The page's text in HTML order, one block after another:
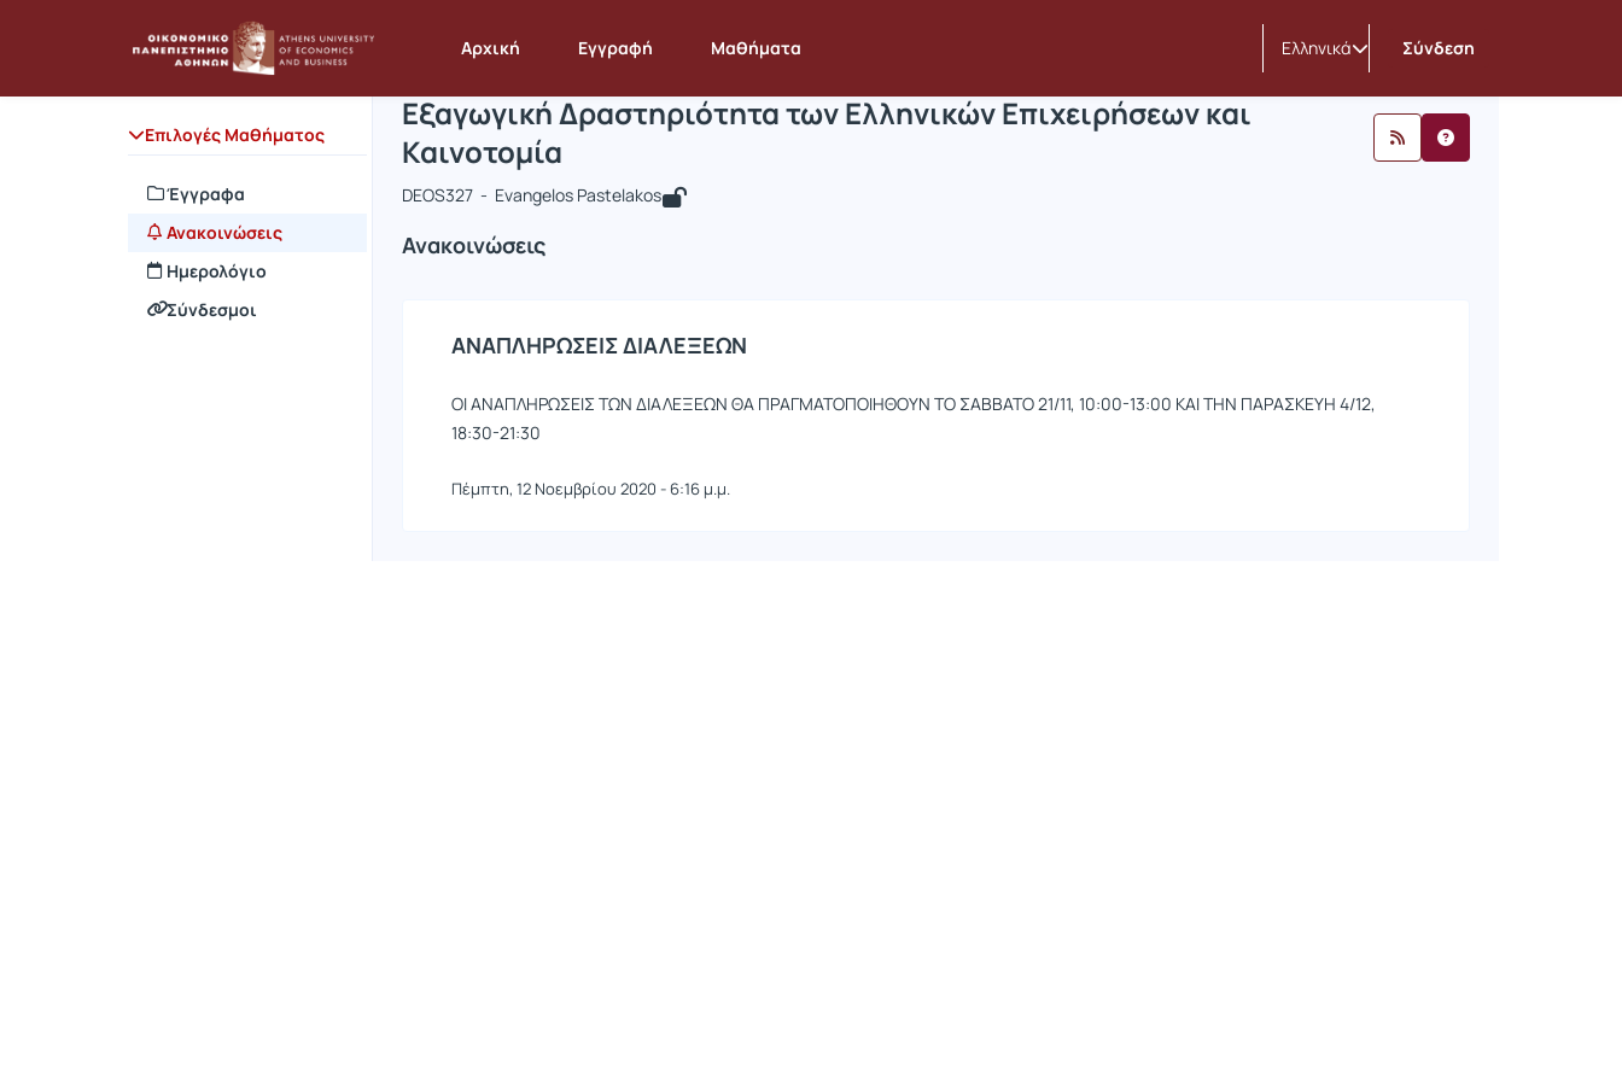
Αρχική Εγγραφή Μαθήματα Ελληνικά Σύνδεση
Επιλογές Μαθήματος
Έγγραφα
Ανακοινώσεις
Ημερολόγιο
Σύνδεσμοι
Αρχική Σελίδα Εξαγωγική Δραστηριότητα των Ελληνικών Επιχειρήσε...
Μάθημα : Εξαγωγική Δραστηριότητα των Ελληνικών Επιχειρήσεων και Καινοτομία
Κωδικός : DEOS327
Εξαγωγική Δραστηριότητα των Ελληνικών Επιχειρήσεων και
Καινοτομία
DEOS327 - Evangelos Pastelakos
Ανακοινώσεις
ΑΝΑΠΛΗΡΩΣΕΙΣ ΔΙΑΛΕΞΕΩΝ
ΟΙ ΑΝΑΠΛΗΡΩΣΕΙΣ ΤΩΝ ΔΙΑΛΕΞΕΩΝ ΘΑ ΠΡΑΓΜΑΤΟΠΟΙΗΘΟΥΝ ΤΟ ΣΑΒΒΑΤΟ 21/11, 10:00-13:00 ΚΑΙ ΤΗΝ ΠΑΡΑΣΚΕΥΗ 4/12,
18:30-21:30
Πέμπτη, 12 Νοεμβρίου 2020 - 6:16 μ.μ.